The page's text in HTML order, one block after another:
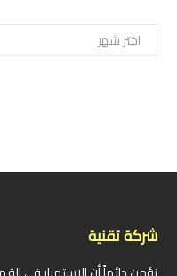
الأرشيف
شركة تقنية